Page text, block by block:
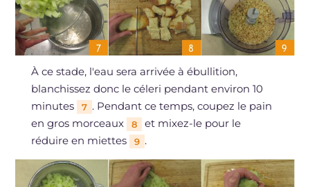
À ce stade, l'eau sera arrivée à ébullition,
blanchissez donc le céleri pendant environ 10
minutes
7 . Pendant ce temps, coupez le pain
en gros morceaux
8
et mixez-le pour le
réduire en miettes
9 .